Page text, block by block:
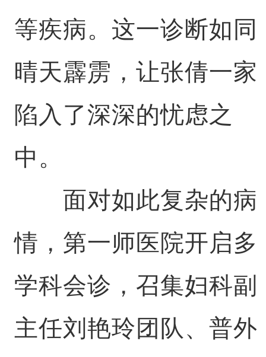
等疾病。这一诊断如同
晴天霹雳，让张倩一家
陷入了深深的忧虑之
中。
面对如此复杂的病
情，第一师医院开启多
学科会诊，召集妇科副
主任刘艳玲团队、普外